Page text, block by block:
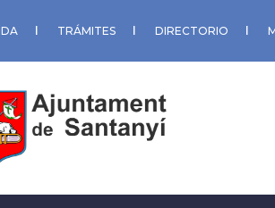
TRÁMITES DIRECTORIO